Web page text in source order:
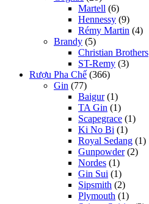
Martell (6)
Hennessy (9)
Rémy Martin (4)
Brandy (5)
Christian Brothers
ST-Remy (3)
Rượu Pha Chế (366)
Gin (77)
Baigur (1)
TA Gin (1)
Scapegrace (1)
Ki No Bi (1)
Royal Sedang (1)
Gunpowder (2)
Nordes (1)
Gin Sui (1)
Sipsmith (2)
Plymouth (1)